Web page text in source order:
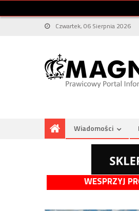
Czwartek, 06 Sierpnia 2026
Wiadomości
WESPRZYJ